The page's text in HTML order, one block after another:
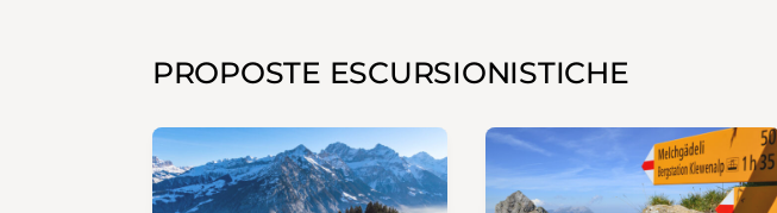
PROPOSTE ESCURSIONISTICHE